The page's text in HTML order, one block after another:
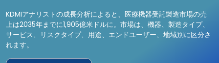
KDMIアナリストの成長分析によると、医療機器受託製造市場の売
上は2035年までに1,905億米ドルに。市場は、機器、製造タイプ、
サービス、リスクタイプ、用途、エンドユーザー、地域別に区分さ
れます。